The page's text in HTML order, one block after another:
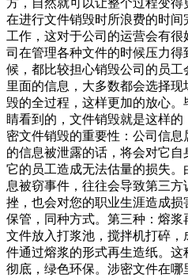
方，自然就可以让整个过程变
在进行文件销毁时所浪费的时
工作，这对于公司的运营会有
司在管理各种文件的时候压力
候，都比较担心销毁公司的员
里面的信息，大多数都会选择
毁的全过程，这样更加的放心
睛看到的，文件销毁就是这样
密文件销毁的重要性：公司信息
的信息被泄露的话，将会对它
它的员工造成无法估量的损失
息被窃事件，往往会导致第三
挫，也会对您的职业生涯造成
保管，同种方式。第三种：熔
文件放入打浆池，搅拌机打碎
件通过熔浆的形式再生造纸。
彻底，绿色环保。涉密文件在哪